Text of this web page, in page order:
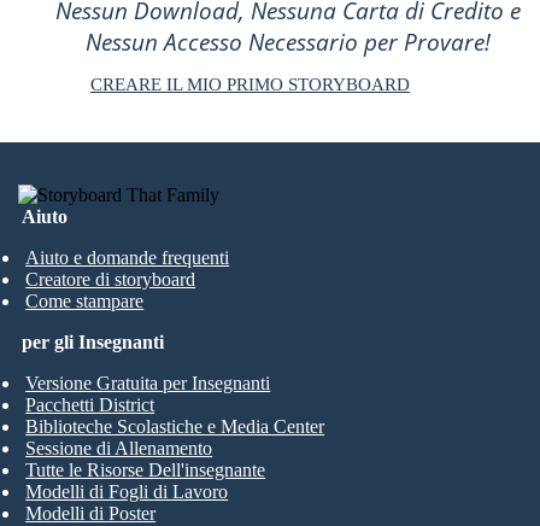
Nessun Download, Nessuna Carta di Credito e
Nessun Accesso Necessario per Provare!
CREARE IL MIO PRIMO STORYBOARD
Aiuto
Aiuto e domande frequenti
Creatore di storyboard
Come stampare
per gli Insegnanti
Versione Gratuita per Insegnanti
Pacchetti District
Biblioteche Scolastiche e Media Center
Sessione di Allenamento
Tutte le Risorse Dell'insegnante
Modelli di Fogli di Lavoro
Modelli di Poster